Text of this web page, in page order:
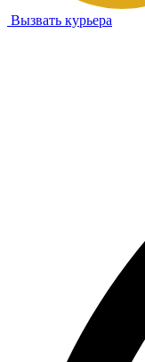
Вызвать курьера